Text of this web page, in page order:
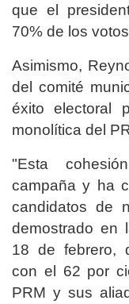
que el
70% de los
Asimismo,
del comité
éxito electoral
monolítica del
"Esta
campaña y ha
candidatos de
demostrado en
18 de febrero,
con el 62 por
PRM y sus